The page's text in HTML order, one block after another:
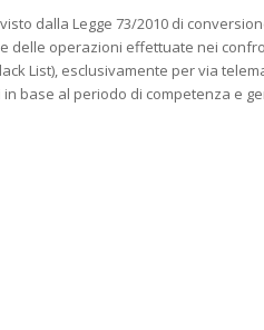
dalla Legge 73/2010 di
delle operazioni effettuate nei
List), esclusivamente per via
base al periodo di competenza e